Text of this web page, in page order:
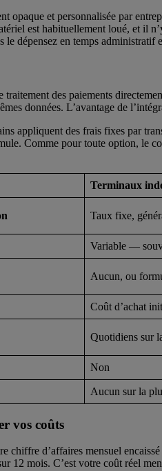
opaque et personnalisée par
est habituellement loué, et il
le dépensez en temps administratif
des paiements
données. L’avantage de
appliquent des frais fixes par
Comme pour toute option, le
Terminaux
Taux fixe,
Variable —
Aucun, ou
Coût d’achat
Quotidiens sur
Non
Aucun sur la
vos coûts
chiffre d’affaires mensuel
12 mois. C’est votre coût réel